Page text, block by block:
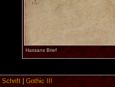
Hassans Brief
Schrift| Gothic III